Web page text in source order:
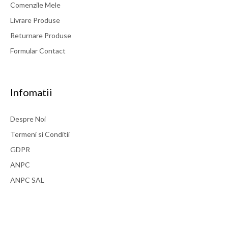
Comenzile Mele
Livrare Produse
Returnare Produse
Formular Contact
Infomatii
Despre Noi
Termeni si Conditii
GDPR
ANPC
ANPC SAL